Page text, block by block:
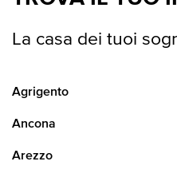
La casa dei tuoi
Agrigento
Ancona
Arezzo